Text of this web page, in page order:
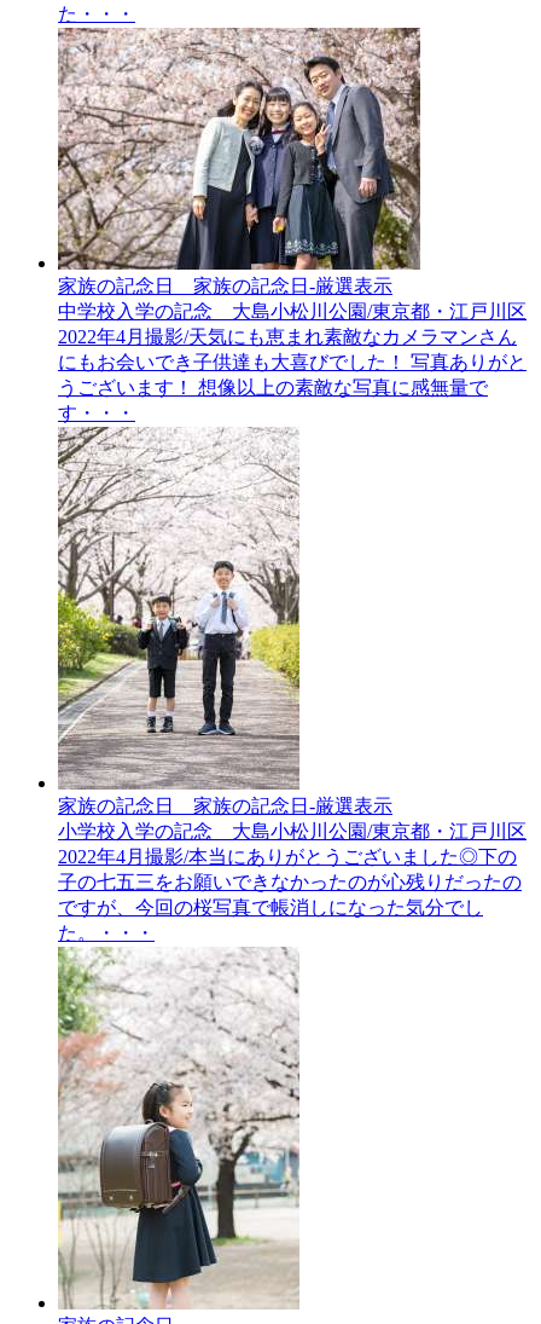
た・・・
家族の記念日__家族の記念日-厳選表示
中学校入学の記念 大島小松川公園/東京都・江戸川区
2022年4月撮影/天気にも恵まれ素敵なカメラマンさん
にもお会いでき子供達も大喜びでした！ 写真ありがと
うございます！ 想像以上の素敵な写真に感無量で
す・・・
家族の記念日__家族の記念日-厳選表示
小学校入学の記念 大島小松川公園/東京都・江戸川区
2022年4月撮影/本当にありがとうございました◎下の
子の七五三をお願いできなかったのが心残りだったの
ですが、今回の桜写真で帳消しになった気分でし
た。・・・